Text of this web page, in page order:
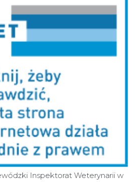
Inspektorat Weterynarii w